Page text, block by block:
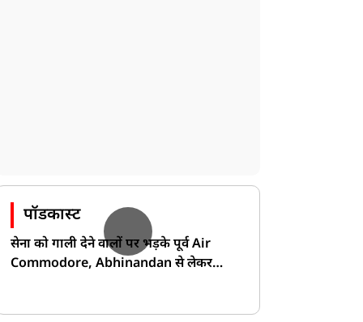
पॉडकास्ट
सेना को गाली देने वालों पर भड़के पूर्व Air
Commodore, Abhinandan से लेकर